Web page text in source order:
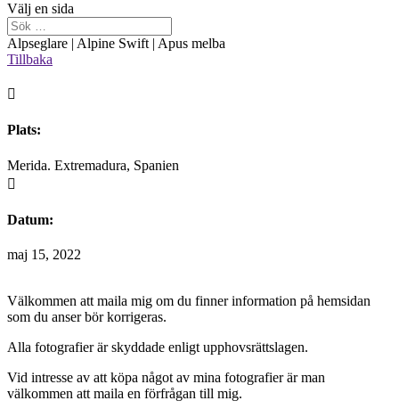
Välj en sida
Alpseglare | Alpine Swift | Apus melba
Tillbaka

Plats:
Merida. Extremadura, Spanien

Datum:
maj 15, 2022
Välkommen att maila mig om du finner information på hemsidan
som du anser bör korrigeras.
Alla fotografier är skyddade enligt upphovsrättslagen.
Vid intresse av att köpa något av mina fotografier är man
välkommen att maila en förfrågan till mig.